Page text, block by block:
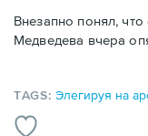
Внезапно понял,
Медведева вчера
TAGS:Элегируя на